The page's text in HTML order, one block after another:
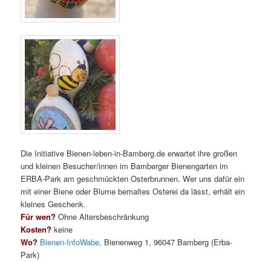
Die Initiative Bienen-leben-in-Bamberg.de erwartet ihre großen
und kleinen Besucher/innen im Bamberger Bienengarten im
ERBA-Park am geschmückten Osterbrunnen. Wer uns dafür ein
mit einer Biene oder Blume bemaltes Osterei da lässt, erhält ein
kleines Geschenk.
Für wen? Ohne Altersbeschränkung
Kosten? keine
Wo? Bienen-InfoWabe, Bienenweg 1, 96047 Bamberg (Erba-
Park)